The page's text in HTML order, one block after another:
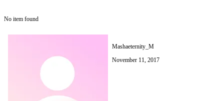
No item found
Mashaeternity_M
November 11, 2017